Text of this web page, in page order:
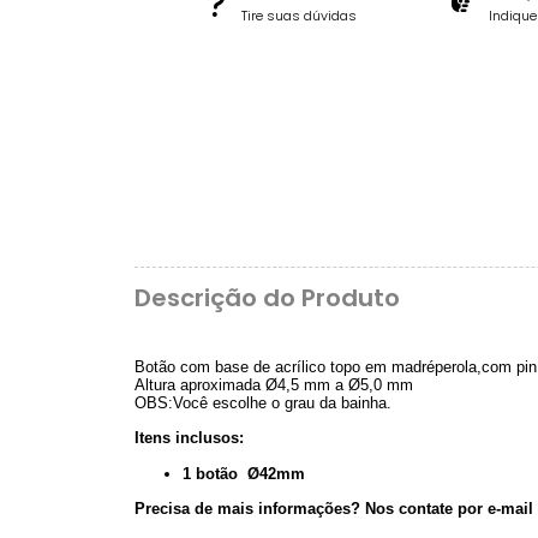
Tire suas dúvidas
Descrição do Produto
Botão com base de acrílico topo em madréperola,com pin
Altura aproximada Ø4,5 mm a Ø5,0 mm
OBS:Você escolhe o grau da bainha.
Itens inclusos:
1 botão Ø42mm
Precisa de mais informações? Nos contate por e-